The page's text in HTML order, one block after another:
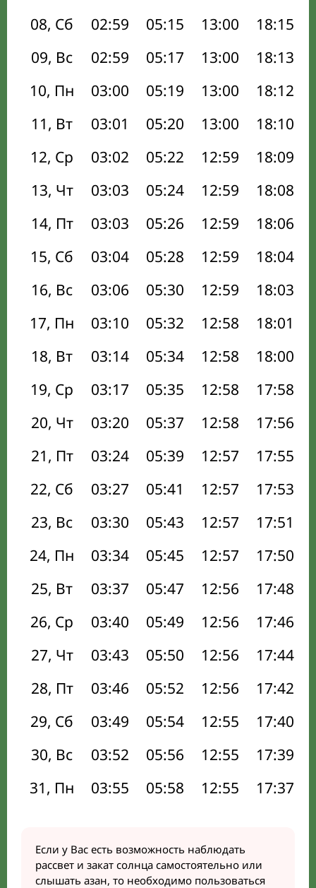
08, Сб
02:59 05:15 13:00 18:15
09, Вс
02:59 05:17 13:00 18:13
10, Пн
03:00 05:19 13:00 18:12
11, Вт
03:01 05:20 13:00 18:10
12, Ср
03:02 05:22 12:59 18:09
13, Чт
03:03 05:24 12:59 18:08
14, Пт
03:03 05:26 12:59 18:06
15, Сб
03:04 05:28 12:59 18:04
16, Вс
03:06 05:30 12:59 18:03
17, Пн
03:10 05:32 12:58 18:01
18, Вт
03:14 05:34 12:58 18:00
19, Ср
03:17 05:35 12:58 17:58
20, Чт
03:20 05:37 12:58 17:56
21, Пт
03:24 05:39 12:57 17:55
22, Сб
03:27 05:41 12:57 17:53
23, Вс
03:30 05:43 12:57 17:51
24, Пн
03:34 05:45 12:57 17:50
25, Вт
03:37 05:47 12:56 17:48
26, Ср
03:40 05:49 12:56 17:46
27, Чт
03:43 05:50 12:56 17:44
28, Пт
03:46 05:52 12:56 17:42
29, Сб
03:49 05:54 12:55 17:40
30, Вс
03:52 05:56 12:55 17:39
31, Пн
03:55 05:58 12:55 17:37
Если у Вас есть возможность наблюдать
рассвет и закат солнца самостоятельно или
слышать азан, то необходимо пользоваться